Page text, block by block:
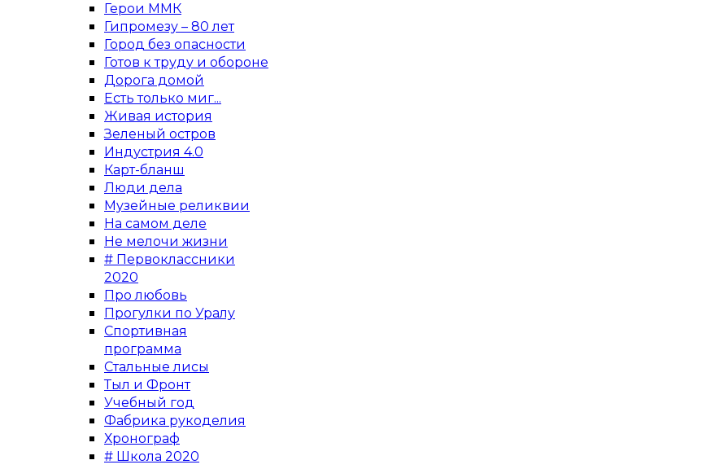
Герои ММК
Гипромезу – 80 лет
Город без опасности
Готов к труду и обороне
Дорога домой
Есть только миг...
Живая история
Зеленый остров
Индустрия 4.0
Карт-бланш
Люди дела
Музейные реликвии
На самом деле
Не мелочи жизни
# Первоклассники
2020
Про любовь
Прогулки по Уралу
Спортивная
программа
Стальные лисы
Тыл и Фронт
Учебный год
Фабрика рукоделия
Хронограф
# Школа 2020